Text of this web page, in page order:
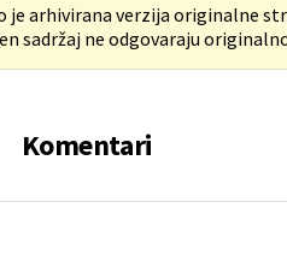
je arhivirana verzija originalne
sadržaj ne odgovaraju
Komentari